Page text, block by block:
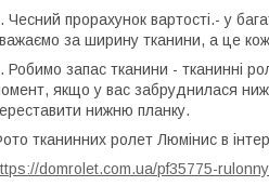
Чесний прорахунок вартості.- у
за ширину тканини, а це
Робимо запас тканини - тканинні
якщо у вас забруднилася
нижню планку.
тканинних ролет Люмінис в
domrolet.com.ua/pf35775-